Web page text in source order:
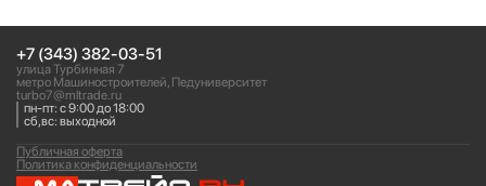
+7 (343) 382-03-51
улица Турбинная 7
метро Машиностроителей, Педуниверситет
turbo7@mltrade.ru
пн-пт: с 9:00 до 18:00
сб,вс: выходной
Политика конфиденциальности
Публичная оферта